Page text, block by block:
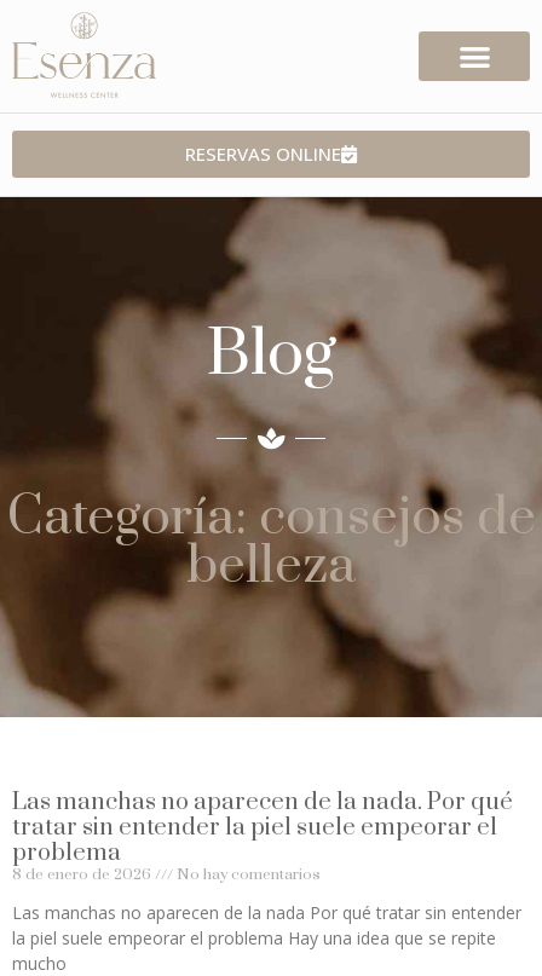
RESERVAS ONLINE
Blog
Categoría: consejos de
belleza
Las manchas no aparecen de la nada. Por qué
tratar sin entender la piel suele empeorar el
problema
8 de enero de 2026 No hay comentarios
Las manchas no aparecen de la nada Por qué tratar sin entender
la piel suele empeorar el problema Hay una idea que se repite
mucho